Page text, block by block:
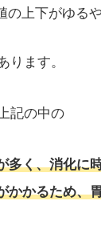
の上下がゆる
ります。
記の中の
多く、消化に
かかるため、